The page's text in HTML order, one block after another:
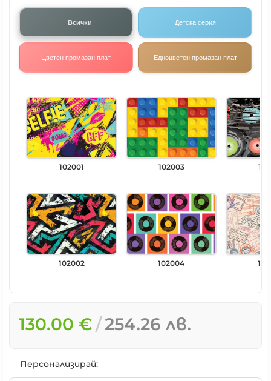
Всички Детска серия
Цветен промазан плат Едноцветен промазан плат
102001
102002
102003
102004
130.00 € 254.26 лв.
Персонализирай: